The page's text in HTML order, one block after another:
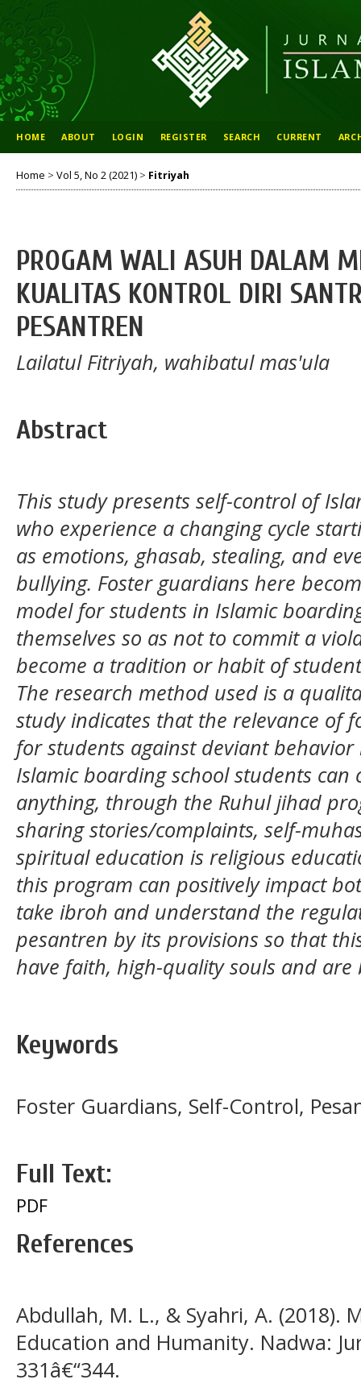
HOME ABOUT LOGIN REGISTER SEARCH CURRENT
Home > Vol 5, No 2 (2021) > Fitriyah
PROGAM WALI ASUH DALAM
KUALITAS KONTROL DIRI
PESANTREN
Lailatul Fitriyah, wahibatul mas'ula
Abstract
This study presents self-control of
who experience a changing cycle
as emotions, ghasab, stealing, and
bullying. Foster guardians here
model for students in Islamic
themselves so as not to commit a
become a tradition or habit of
The research method used is a
study indicates that the relevance of
for students against deviant
Islamic boarding school students
anything, through the Ruhul jihad
sharing stories/complaints, self-
spiritual education is religious
this program can positively impact
take ibroh and understand the
pesantren by its provisions so that
have faith, high-quality souls and are
Keywords
Foster Guardians, Self-Control,
Full Text:
PDF
References
Abdullah, M. L., & Syahri, A. (2018).
Education and Humanity. Nadwa:
331â€“344.